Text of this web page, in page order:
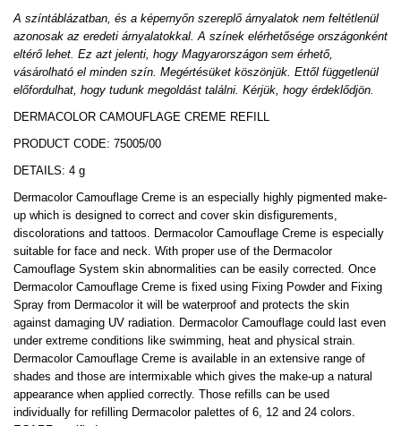
A színtáblázatban, és a képernyőn szereplő árnyalatok nem feltétlenül
azonosak az eredeti árnyalatokkal. A színek elérhetősége országonként
eltérő lehet. Ez azt jelenti, hogy Magyarországon sem érhető,
vásárolható el minden szín. Megértésüket köszönjük. Ettől függetlenül
előfordulhat, hogy tudunk megoldást találni. Kérjük, hogy érdeklődjön.
DERMACOLOR CAMOUFLAGE CREME REFILL
PRODUCT CODE: 75005/00
DETAILS: 4 g
Dermacolor Camouflage Creme is an especially highly pigmented make-
up which is designed to correct and cover skin disfigurements,
discolorations and tattoos. Dermacolor Camouflage Creme is especially
suitable for face and neck. With proper use of the Dermacolor
Camouflage System skin abnormalities can be easily corrected. Once
Dermacolor Camouflage Creme is fixed using Fixing Powder and Fixing
Spray from Dermacolor it will be waterproof and protects the skin
against damaging UV radiation. Dermacolor Camouflage could last even
under extreme conditions like swimming, heat and physical strain.
Dermacolor Camouflage Creme is available in an extensive range of
shades and those are intermixable which gives the make-up a natural
appearance when applied correctly. Those refills can be used
individually for refilling Dermacolor palettes of 6, 12 and 24 colors.